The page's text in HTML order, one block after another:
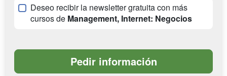
Deseo recibir la newsletter gratuita con más
cursos de Management, Internet: Negocios